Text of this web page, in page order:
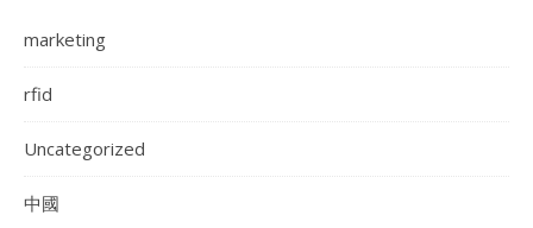
marketing
rfid
Uncategorized
中國